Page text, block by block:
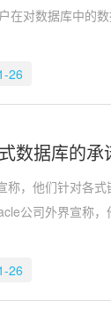
在对数据库中
26
数据库的承
，他们针对各式
司外界宣称，
26